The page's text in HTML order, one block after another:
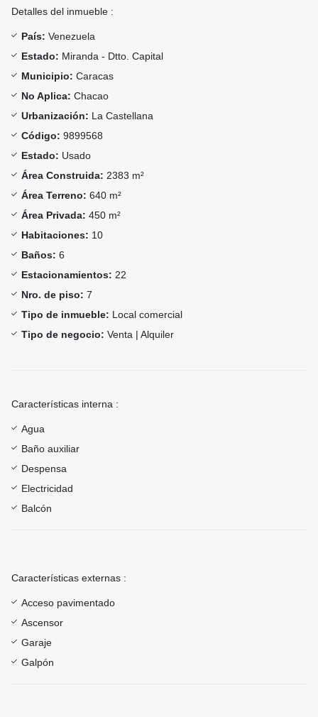
Detalles del inmueble :
País: Venezuela
Estado: Miranda - Dtto. Capital
Municipio: Caracas
No Aplica: Chacao
Urbanización: La Castellana
Código: 9899568
Estado: Usado
Área Construida: 2383 m²
Área Terreno: 640 m²
Área Privada: 450 m²
Habitaciones: 10
Baños: 6
Estacionamientos: 22
Nro. de piso: 7
Tipo de inmueble: Local comercial
Tipo de negocio: Venta | Alquiler
Características interna :
Agua
Baño auxiliar
Despensa
Electricidad
Balcón
Características externas :
Acceso pavimentado
Ascensor
Garaje
Galpón